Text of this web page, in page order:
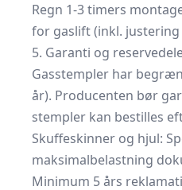
Regn 1-3 timers
for gaslift (inkl.
5. Garanti og
Gasstempler har
år). Producenten bør
stempler kan bestilles
Skuffeskinner og hjul:
maksimalbelastning
Minimum 5 års